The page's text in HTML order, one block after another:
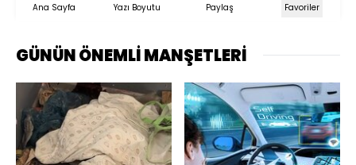
Ana Sayfa Yazı Boyutu Paylaş Favoriler
GÜNÜN ÖNEMLİ MANŞETLERİ